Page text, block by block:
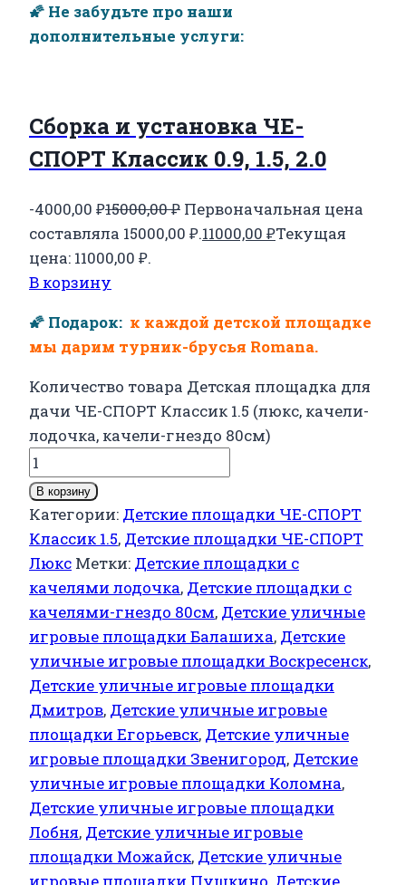
🌠 Не забудьте про наши
дополнительные услуги:
Сборка и установка ЧЕ-
СПОРТ Классик 0.9, 1.5, 2.0
-4000,00 ₽15000,00₽ Первоначальная цена
составляла 15000,00 ₽.11000,00 ₽Текущая
цена: 11000,00 ₽.
В корзину
🌠 Подарок: к каждой детской площадке
мы дарим турник-брусья Romana.
Количество товара Детская площадка для
дачи ЧЕ-СПОРТ Классик 1.5 (люкс, качели-
лодочка, качели-гнездо 80см)
В корзину
Категории: Детские площадки ЧЕ-СПОРТ
Классик 1.5, Детские площадки ЧЕ-СПОРТ
Люкс Метки: Детские площадки с
качелями лодочка, Детские площадки с
качелями-гнездо 80см, Детские уличные
игровые площадки Балашиха, Детские
уличные игровые площадки Воскресенск,
Детские уличные игровые площадки
Дмитров, Детские уличные игровые
площадки Егорьевск, Детские уличные
игровые площадки Звенигород, Детские
уличные игровые площадки Коломна,
Детские уличные игровые площадки
Лобня, Детские уличные игровые
площадки Можайск, Детские уличные